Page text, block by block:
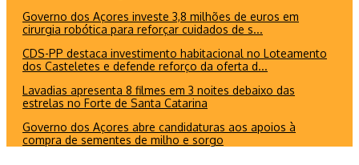
Governo dos Açores investe 3,8 milhões de euros em
cirurgia robótica para reforçar cuidados de s...
CDS-PP destaca investimento habitacional no Loteamento
dos Casteletes e defende reforço da oferta d...
Lavadias apresenta 8 filmes em 3 noites debaixo das
estrelas no Forte de Santa Catarina
Governo dos Açores abre candidaturas aos apoios à
compra de sementes de milho e sorgo